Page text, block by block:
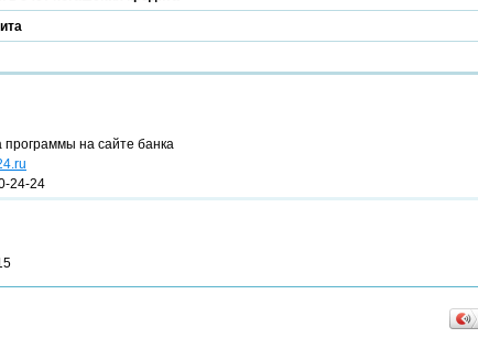
программы на сайте банка
24-24